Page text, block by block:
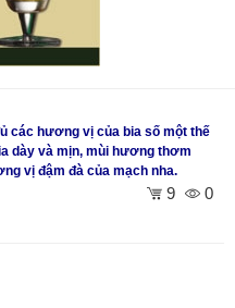
các hương vị của bia số một thế
dày và mịn, mùi hương thơm
vị đậm đà của mạch nha.
9 0